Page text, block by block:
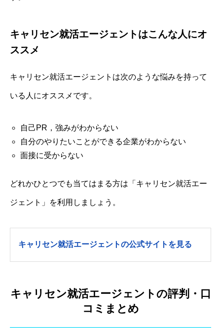
キャリセン就活エージェントはこんな人にオ
ススメ
キャリセン就活エージェントは次のような悩みを持って
いる人にオススメです。
自己PR，強みがわからない
自分のやりたいことができる企業がわからない
面接に受からない
どれかひとつでも当てはまる方は「キャリセン就活エー
ジェント」を利用しましょう。
キャリセン就活エージェントの公式サイトを見る
キャリセン就活エージェントの評判・口
コミまとめ